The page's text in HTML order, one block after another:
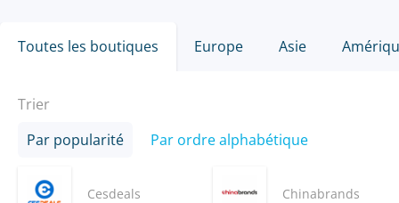
Toutes les boutiques Europe Asie
Trier
Par popularité
Par ordre alphabétique
Cesdeals Chinabrands